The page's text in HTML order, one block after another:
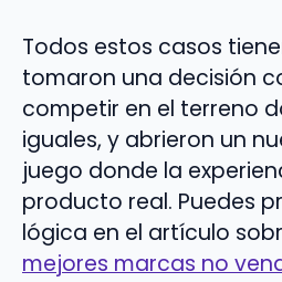
Todos estos casos
tomaron una decisión
competir en el terreno
iguales, y abrieron un
juego donde la
producto real. Puedes
lógica en el artículo
mejores marcas no